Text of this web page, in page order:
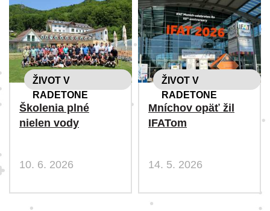
ŽIVOT V
RADETONE
Školenia plné
nielen vody
10. 6. 2026
ŽIVOT V
RADETONE
Mníchov opäť žil
IFATom
14. 5. 2026